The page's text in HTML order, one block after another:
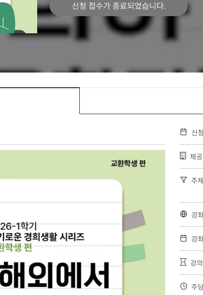
신청 접수가 종료되었습니다.
 신
 제
 주
 강
 강
 강
 주